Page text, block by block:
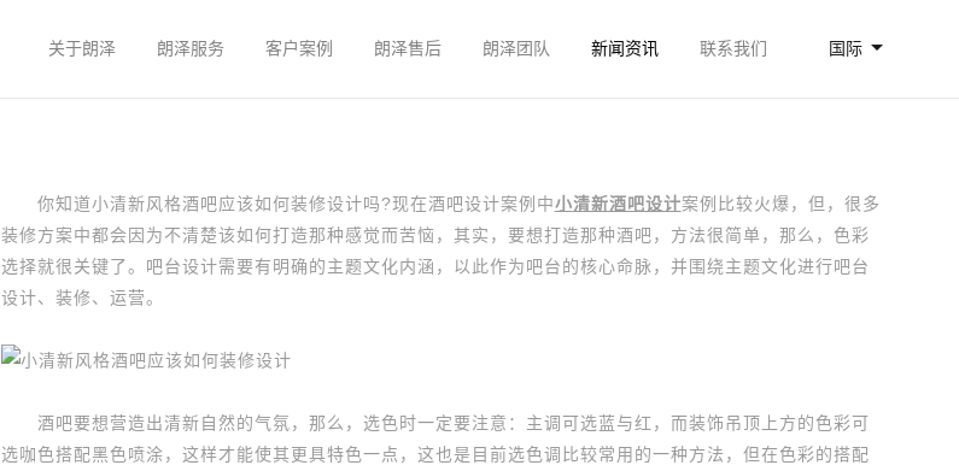
关于朗泽 朗泽服务 客户案例 朗泽售后 朗泽团队 新闻资讯 联系我们 国际
你知道小清新风格酒吧应该如何装修设计吗?现在酒吧设计案例中小清新酒吧设计案例比较火爆，但，很多
装修方案中都会因为不清楚该如何打造那种感觉而苦恼，其实，要想打造那种酒吧，方法很简单，那么，色彩
选择就很关键了。吧台设计需要有明确的主题文化内涵，以此作为吧台的核心命脉，并围绕主题文化进行吧台
设计、装修、运营。
酒吧要想营造出清新自然的气氛，那么，选色时一定要注意：主调可选蓝与红，而装饰吊顶上方的色彩可
选咖色搭配黑色喷涂，这样才能使其更具特色一点，这也是目前选色调比较常用的一种方法，但在色彩的搭配